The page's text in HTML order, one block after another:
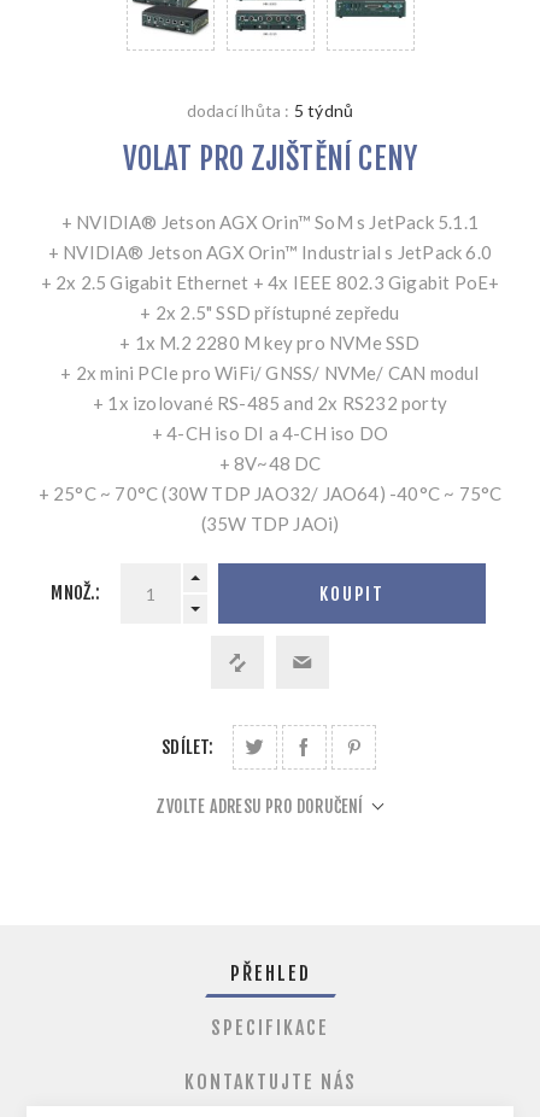
dodací lhůta : 5 týdnů
VOLAT PRO ZJIŠTĚNÍ CENY
+ NVIDIA® Jetson AGX Orin™ SoM s JetPack 5.1.1
+ NVIDIA® Jetson AGX Orin™ Industrial s JetPack 6.0
+ 2x 2.5 Gigabit Ethernet + 4x IEEE 802.3 Gigabit PoE+
+ 2x 2.5" SSD přístupné zepředu
+ 1x M.2 2280 M key pro NVMe SSD
+ 2x mini PCIe pro WiFi/ GNSS/ NVMe/ CAN modul
+ 1x izolované RS-485 and 2x RS232 porty
+ 4-CH iso DI a 4-CH iso DO
+ 8V~48 DC
+ 25°C ~ 70°C (30W TDP JAO32/ JAO64) -40°C ~ 75°C
(35W TDP JAOi)
MNOŽ.: KOUPIT
SDÍLET:
ZVOLTE ADRESU PRO DORUČENÍ
PŘEHLED
SPECIFIKACE
KONTAKTUJTE NÁS